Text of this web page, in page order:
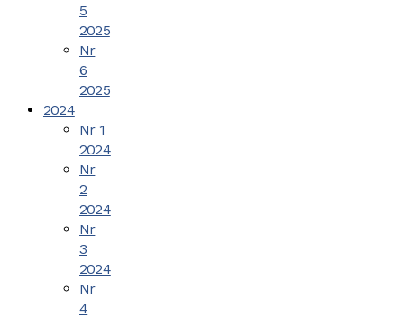
5
2025
Nr
6
2025
2024
Nr 1
2024
Nr
2
2024
Nr
3
2024
Nr
4